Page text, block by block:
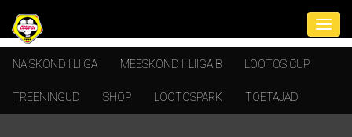
NAISKOND I LIIGA MEESKOND II LIIGA B LOOTOS CUP
TREENINGUD SHOP LOOTOSPARK TOETAJAD